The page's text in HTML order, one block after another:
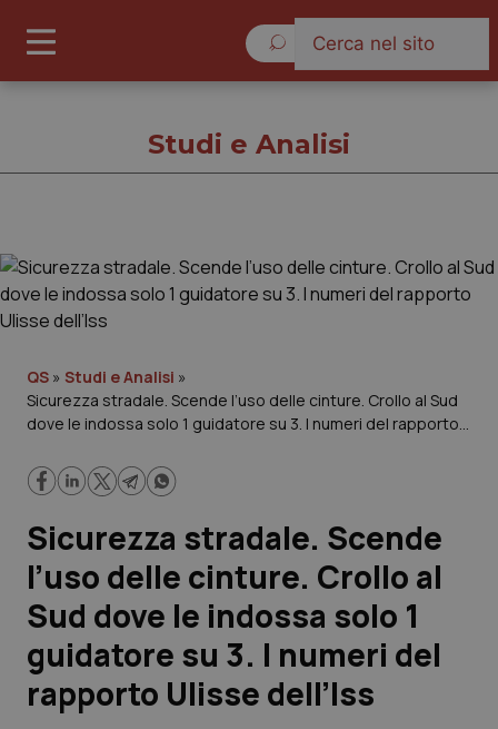
Cronache
Governo e Parlamento
Regioni e Asl
Lavoro e Professioni
Scienza e Farmaci
Studi e Analisi
Lettere al direttore
Studi e Analisi
QS » Studi e Analisi »
Sicurezza stradale. Scende l’uso delle cinture. Crollo al Sud
dove le indossa solo 1 guidatore su 3. I numeri del rapporto
Sicurezza stradale. Scende
l’uso delle cinture. Crollo al
Sud dove le indossa solo 1
guidatore su 3. I numeri del
rapporto Ulisse dell’Iss